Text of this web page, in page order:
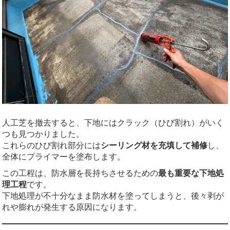
人工芝を撤去すると、下地にはクラック（ひび割れ）がいく
つも見つかりました。
これらのひび割れ部分にはシーリング材を充填して補修し、
全体にプライマーを塗布します。
この工程は、防水層を長持ちさせるための最も重要な下地処
理工程です。
下地処理が不十分なまま防水材を塗ってしまうと、後々剥が
れや膨れが発生する原因になります。